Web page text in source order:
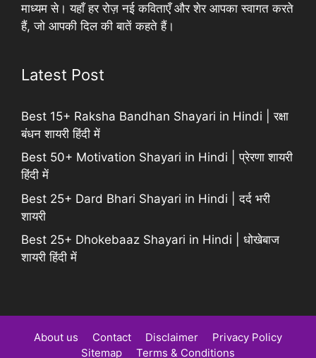
माध्यम से। यहाँ हर रोज़ नई कविताएँ और शेर आपका स्वागत करते
हैं, जो आपकी दिल की बातें कहते हैं।
Latest Post
Best 15+ Raksha Bandhan Shayari in Hindi | रक्षा
बंधन शायरी हिंदी में
Best 50+ Motivation Shayari in Hindi | प्रेरणा शायरी
हिंदी में
Best 25+ Dard Bhari Shayari in Hindi | दर्द भरी
शायरी
Best 25+ Dhokebaaz Shayari in Hindi | धोखेबाज
शायरी हिंदी में
About us Contact Disclaimer
Privacy Policy
Sitemap
Terms & Conditions